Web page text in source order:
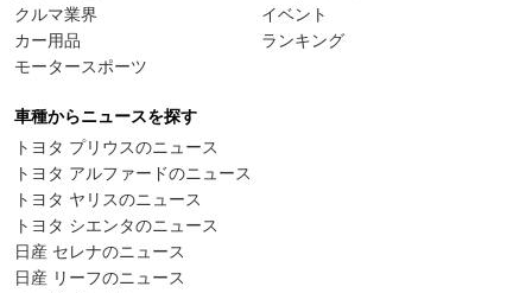
クルマ業界
カー用品
モータースポーツ
イベント
ランキング
車種からニュースを探す
トヨタ プリウスのニュース
トヨタ アルファードのニュース
トヨタ ヤリスのニュース
トヨタ シエンタのニュース
日産 セレナのニュース
日産 リーフのニュース